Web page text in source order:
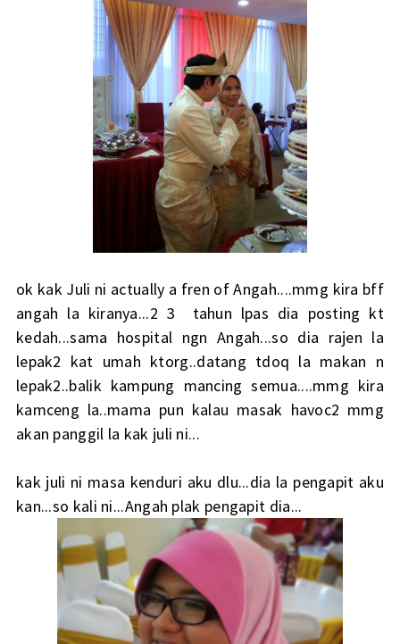
ok kak Juli ni actually a fren of Angah....mmg kira bff
angah la kiranya...2 3 tahun lpas dia posting kt
kedah...sama hospital ngn Angah...so dia rajen la
lepak2 kat umah ktorg..datang tdoq la makan n
lepak2..balik kampung mancing semua....mmg kira
kamceng la..mama pun kalau masak havoc2 mmg
akan panggil la kak juli ni...
kak juli ni masa kenduri aku dlu...dia la pengapit aku
kan...so kali ni...Angah plak pengapit dia...